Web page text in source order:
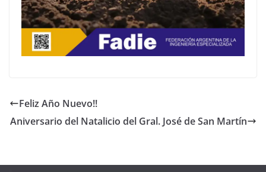
Feliz Año Nuevo!!
Aniversario del Natalicio del Gral. José de San Martín